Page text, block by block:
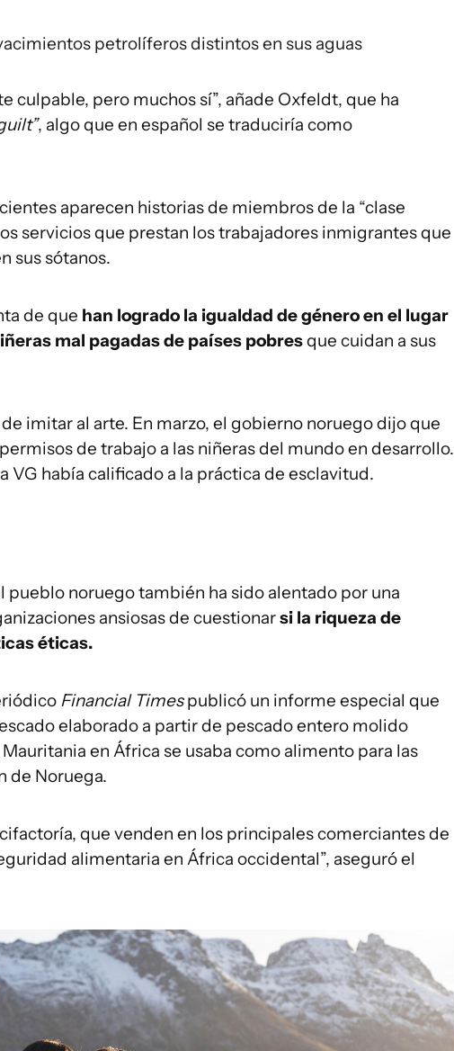
petrolíferos distintos en sus aguas
culpable, pero muchos sí”, añade Oxfeldt, que ha
, algo que en español se traduciría como
aparecen historias de miembros de la “clase
servicios que prestan los trabajadores inmigrantes que
sus sótanos.
de que han logrado la igualdad de género en el lugar
mal pagadas de países pobresque cuidan a sus
imitar al arte. En marzo, el gobierno noruego dijo que
de trabajo a las niñeras del mundo en desarrollo.
VG había calificado a la práctica de esclavitud.
pueblo noruego también ha sido alentado por una
ansiosas de cuestionarsi la riqueza de
éticas.
Financial Timespublicó un informe especial que
elaborado a partir de pescado entero molido
en África se usaba como alimento para las
de Noruega.
que venden en los principales comerciantes de
alimentaria en África occidental”, aseguró el